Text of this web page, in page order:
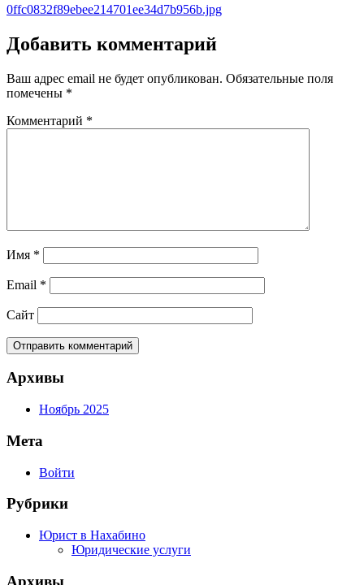
Навигация
по
записям
0ffc0832f89ebee214701ee34d7b956b.jpg
Добавить комментарий
Ваш адрес email не будет опубликован. Обязательные поля
помечены *
Комментарий *
Имя *
Email *
Сайт
Архивы
Ноябрь 2025
Мета
Войти
Рубрики
Юрист в Нахабино
Юридические услуги
Архивы